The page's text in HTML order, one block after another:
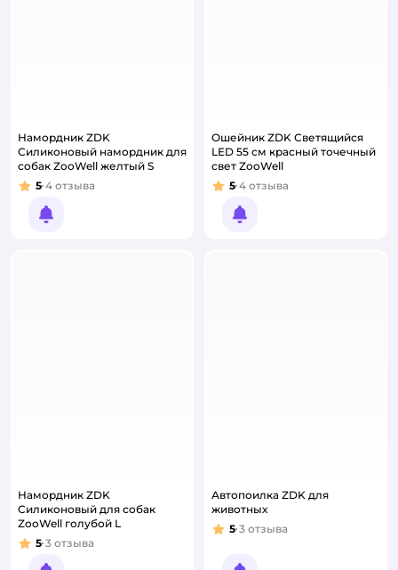
Намордник ZDK
Силиконовый намордник для
собак ZooWell желтый S
Рейтинг:
5 4 отзыва
Уведомить о появлении
Ошейник ZDK Светящийся
LED 55 см красный точечный
свет ZooWell
Рейтинг:
5 4 отзыва
Уведомить о появлении
Намордник ZDK
Силиконовый для собак
ZooWell голубой L
Рейтинг:
5 3 отзыва
Автопоилка ZDK для
животных
Рейтинг:
5 3 отзыва